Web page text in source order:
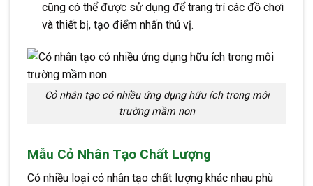
cũng có thể được sử dụng để trang trí các đồ chơi
và thiết bị, tạo điểm nhấn thú vị.
Cỏ nhân tạo có nhiều ứng dụng hữu ích trong môi
trường mầm non
Mẫu Cỏ Nhân Tạo Chất Lượng
Có nhiều loại cỏ nhân tạo chất lượng khác nhau phù